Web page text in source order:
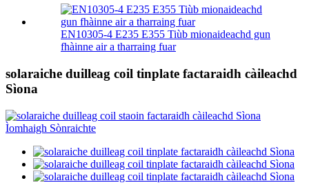
EN10305-4 E235 E355 Tiùb mionaideachd gun
fhàinne air a tharraing fuar
solaraiche duilleag coil tinplate factaraidh càileachd
Sìona